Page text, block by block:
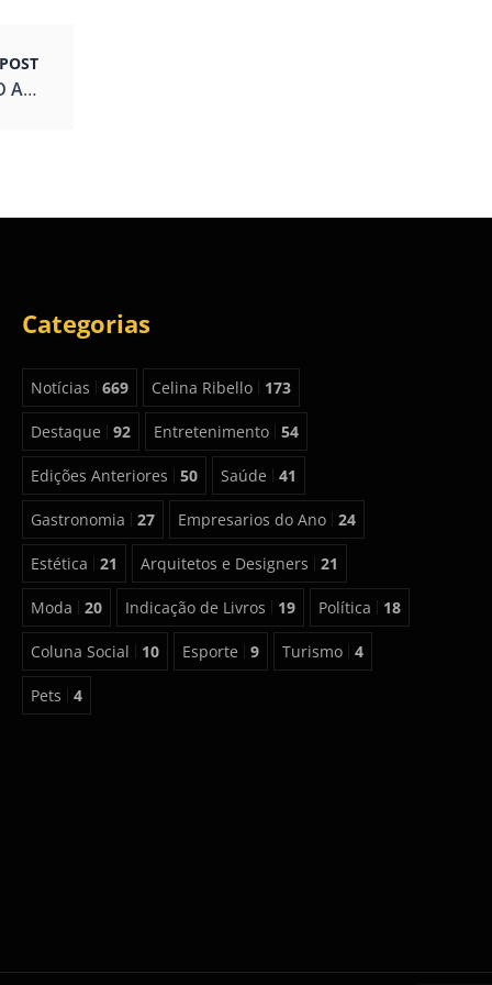
ACLAMADO TRIBUTO A SINATRA VEM EM MAIO AO BRASIL
Categorias
Notícias 669 Celina Ribello 173
Destaque 92 Entretenimento 54
Edições Anteriores 50 Saúde 41
Gastronomia 27 Empresarios do Ano 24
Estética 21 Arquitetos e Designers 21
Moda 20 Indicação de Livros 19 Política 18
Coluna Social 10 Esporte 9 Turismo 4
Pets 4